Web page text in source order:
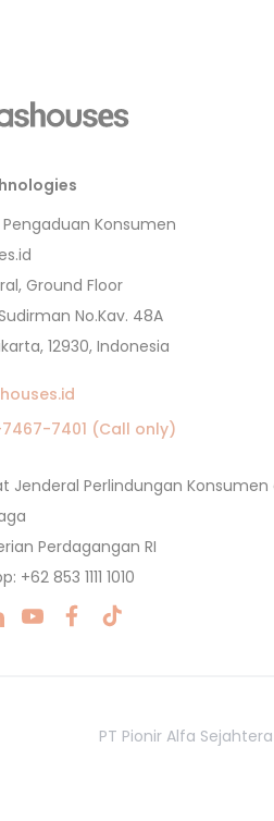
Konsumen
Ground Floor
No.Kav. 48A
12930, Indonesia
7401 (Call only)
Jenderal Perlindungan Konsumen
Perdagangan RI
+62 853 1111 1010
PT Pionir Alfa